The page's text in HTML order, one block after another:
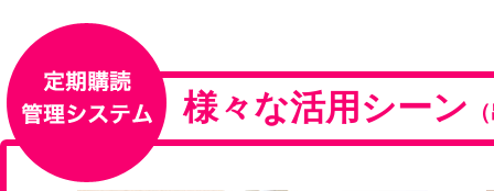
様々な活用シーン